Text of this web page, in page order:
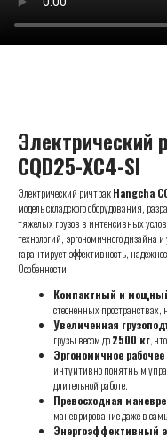
Электрический
CQD25-XC4-SI
Электрический ричтракHangcha
модель складского оборудования,
тяжелых грузов в интенсивных
технологий, эргономичного дизайна
гарантирует эффективность,
Особенности:
Компактный и
стесненных пространствах,
Увеличенная
грузы весом до2500 кг,
Эргономичное
интуитивно понятным
длительной работе.
Превосходная
маневрирование даже в
Энергоэффективный